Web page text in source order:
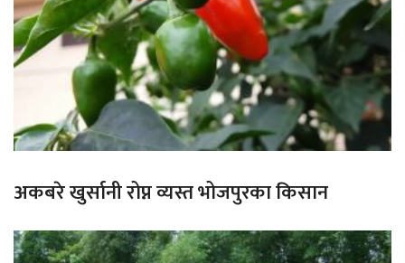
अकबरे खुर्सानी रोप्न व्यस्त भोजपुरका किसान